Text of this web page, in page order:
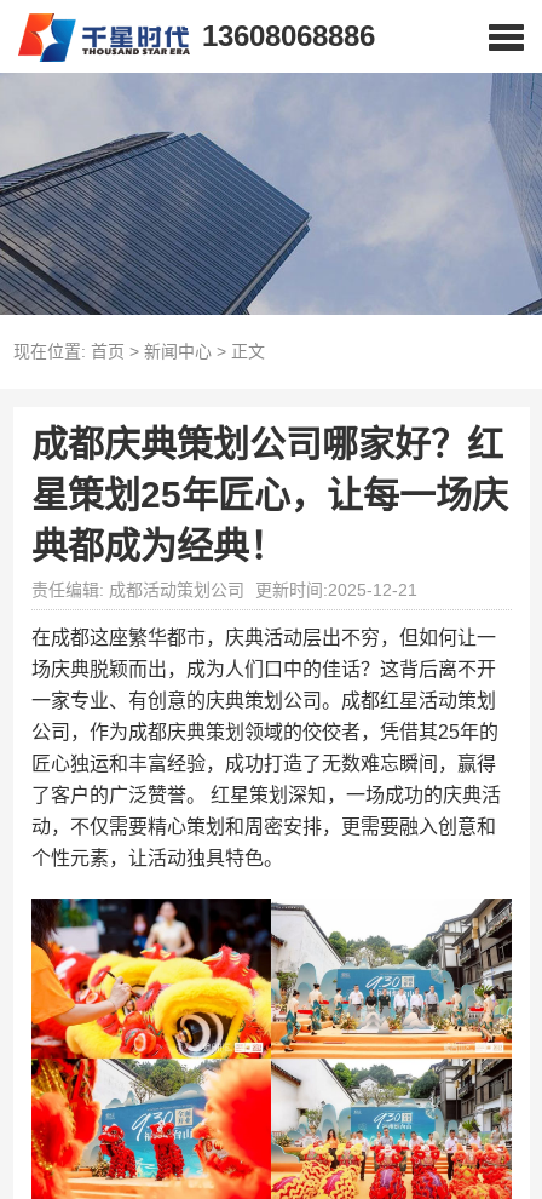
13608068886
现在位置: 首页 > 新闻中心> 正文
成都庆典策划公司哪家好？红
星策划25年匠心，让每一场庆
典都成为经典！
责任编辑: 成都活动策划公司 更新时间:2025-12-21
在成都这座繁华都市，庆典活动层出不穷，但如何让一
场庆典脱颖而出，成为人们口中的佳话？这背后离不开
一家专业、有创意的庆典策划公司。成都红星活动策划
公司，作为成都庆典策划领域的佼佼者，凭借其25年的
匠心独运和丰富经验，成功打造了无数难忘瞬间，赢得
了客户的广泛赞誉。 红星策划深知，一场成功的庆典活
动，不仅需要精心策划和周密安排，更需要融入创意和
个性元素，让活动独具特色。